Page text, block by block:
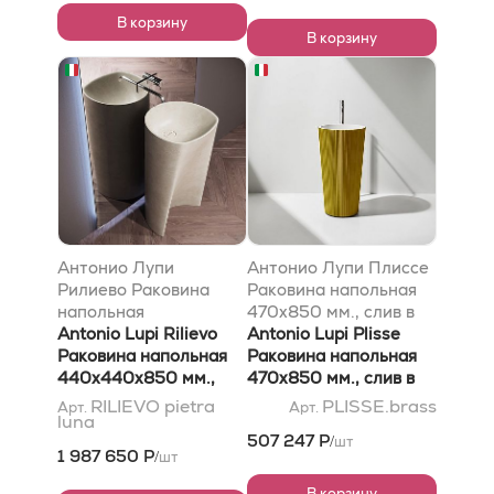
основание прозр, цвет
Fume
В корзину
белый
В корзину
Антонио Лупи
Рилиево Раковина
напольная
440х440х850 мм.,
слив в пол, с
самотёчным донным
клапаном (хром),
сифоном и гибким
Antonio Lupi Rilievo
Раковина напольная
440х440х850 мм.,
слив в пол, с
самотёчным донным
сифоном и гибким
шлангом, pietra Luna
Арт. RILIEVO pietra
luna
1 987 650 Р/шт
Антонио Лупи Плиссе
Раковина напольная
470х850 мм., слив в
пол, с сифоном, дон
клап и гибк шланг,
Флумуд, отделка
снаружи латунь
повдер, внутри белый
Antonio Lupi Plisse
Раковина напольная
470х850 мм., слив в
пол, с сифоном, дон
клап и гибк шланг,
Flumood, отделка
внутри белый
Арт. PLISSE.brass
507 247 Р/шт